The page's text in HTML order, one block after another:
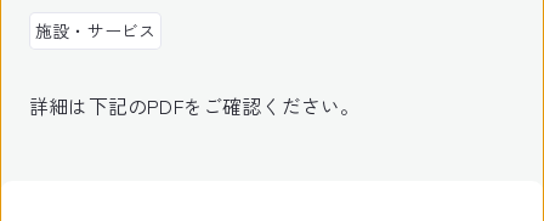
施設・サービス
詳細は下記のPDFをご確認ください。